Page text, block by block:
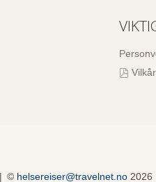
© helsereiser@travelnet.no2026